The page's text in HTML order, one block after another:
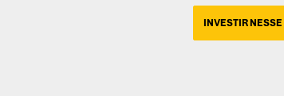
INVESTIR